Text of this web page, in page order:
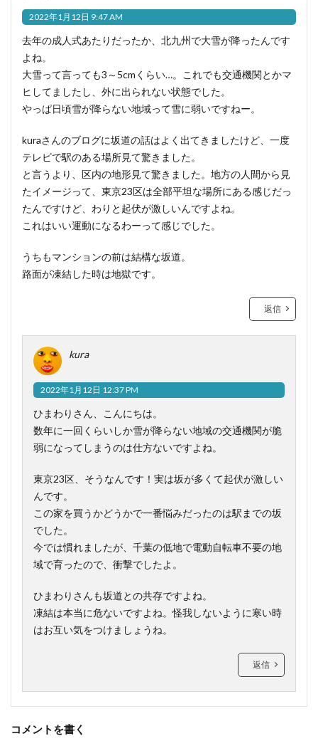
2022年1月12日 9:47 AM
去年の成人式あたりだったか、北九州で大雪が降ったんです
よね。
大雪って言っても3～5cmくらい…。これでも交通機関とかマ
ヒしてましたし、外に出られない状態でした。
やっぱ日頃雪が降らない地域って雪に弱いですねー。
kuraさんのブログに坂道の話はよく出てきましたけど、一度
テレビで駅のある場所見て驚きました。
と言うより、区内の地形見て驚きました。地方の人間から見
たイメージって、東京23区は全部平坦な場所にある感じだっ
たんですけど、わりと起伏が激しいんですよね。
これはいい運動になるわーって感じでした。
うちもマンションの前は結構な坂道。
路面が凍結した時は地獄です。
返信
kura
2022年1月12日 12:37 PM
ひまわりさん、こんにちは。
数年に一回くらいしか雪が降らない地域の交通機関が脆
弱になってしまうのは仕方ないですよね。
東京23区、そうなんです！実は坂が多くて起伏が激しい
んです。
この家を買うかどうかで一番悩みだったのは駅までの坂
でした。
今では慣れましたが、千葉の低地で電動自転車不要の地
域で育ったので、衝撃でしたよ。
ひまわりさんも坂道との共存ですよね。
凍結は本当に危ないですよね。怪我しないように寒い時
はお互い気をつけましょうね。
返信
コメントを書く